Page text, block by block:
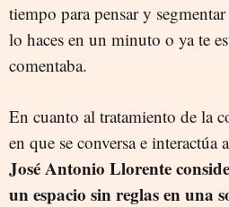
tiempo para pensar y
lo haces en un minuto o ya te
comentaba.
En cuanto al tratamiento de la
en que se conversa e interactúa
José Antonio Llorente
un espacio sin reglas en una